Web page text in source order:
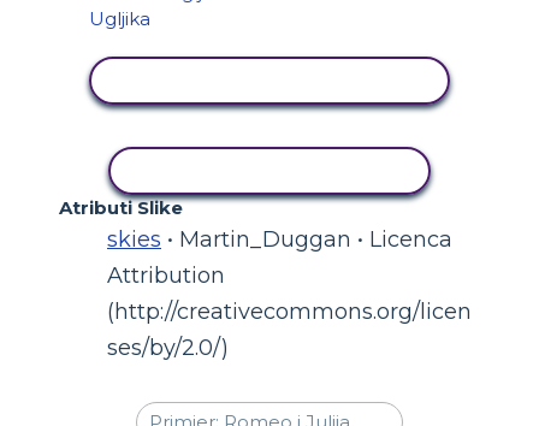
Atributi Slike
skies • Martin_Duggan • Licenca
Attribution
(http://creativecommons.org/licen
ses/by/2.0/)